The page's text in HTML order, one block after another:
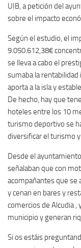
UIB, a petición del
sobre el impacto
Según el estudio, el
9.050.612,38€
se lleva a cabo el
sumaba la rentabilidad
aporta a la isla y
De hecho, hay que
hoteles entre los 10
turismo deportivo se
diversificar el turismo
Desde el
señalaban que con
acompañantes que se
y cenan en bares y
comercios de Alcudia ,
municipio y generan
Si os estáis